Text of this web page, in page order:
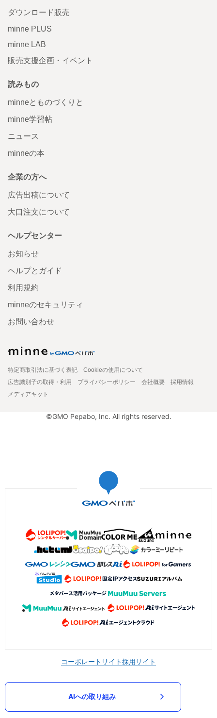
ダウンロード販売
minne PLUS
minne LAB
販売支援企画・イベント
読みもの
minneとものづくりと
minne学習帖
ニュース
minneの本
企業の方へ
広告出稿について
大口注文について
ヘルプセンター
お知らせ
ヘルプとガイド
利用規約
minneのセキュリティ
お問い合わせ
特定商取引法に基づく表記
Cookieの使用について
広告識別子の取得・利用
プライバシーポリシー 会社概要
採用情報
メディアキット
©GMO Pepabo, Inc. All rights reserved.
コーポレートサイト採用サイト
AIへの取り組み